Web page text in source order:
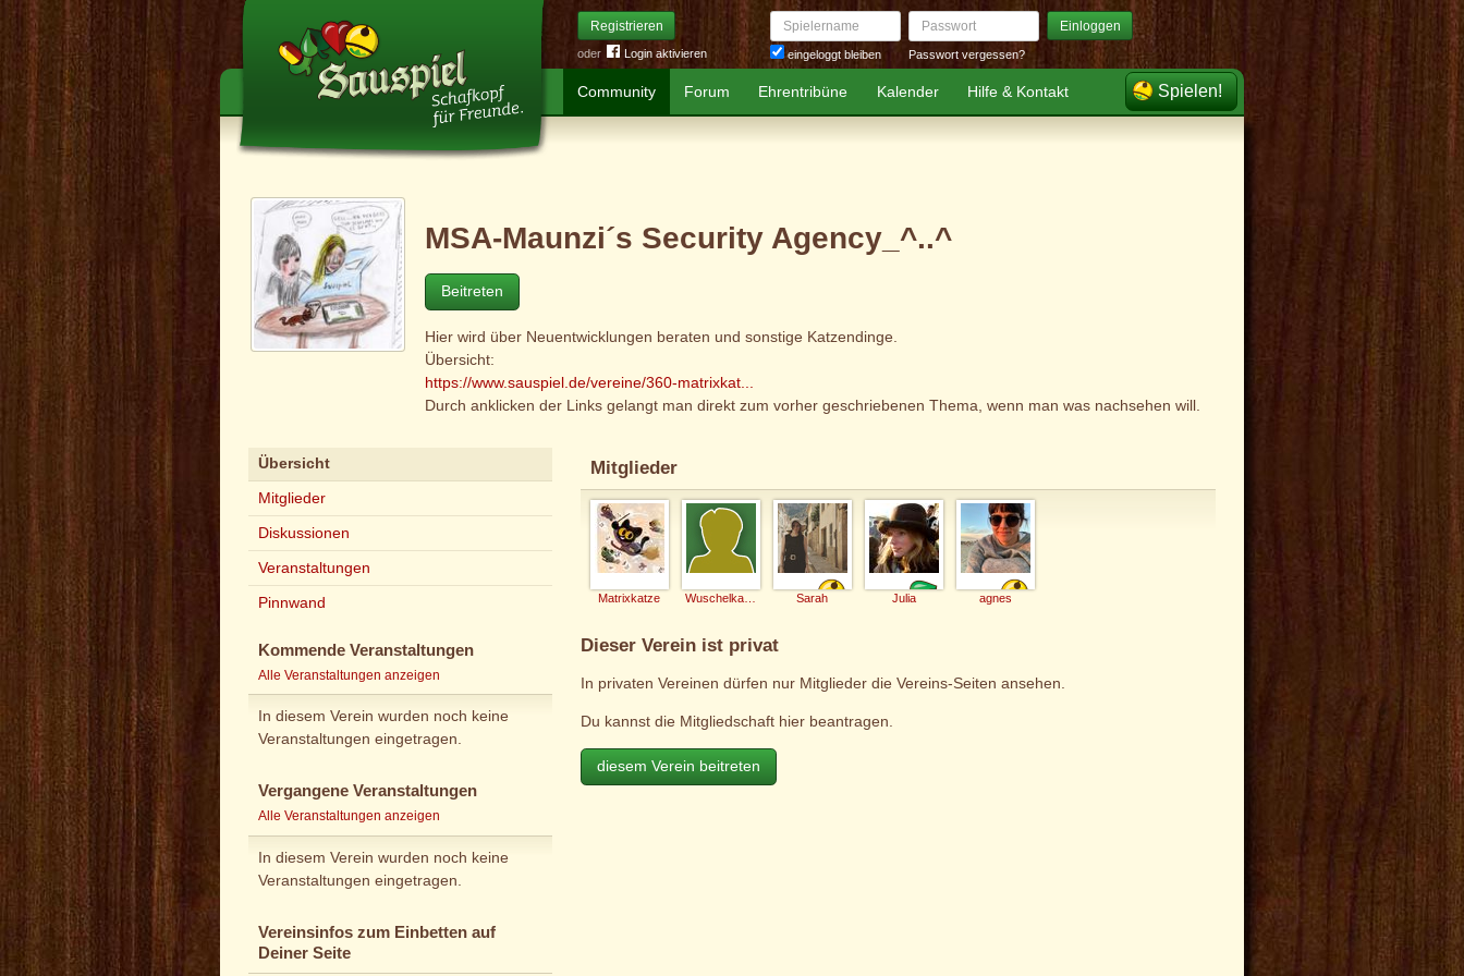
Registrieren
oder Login aktivieren
Spielername
eingeloggt bleiben
Passwort Einloggen
Passwort vergessen?
Community Forum Ehrentribüne Kalender Hilfe & Kontakt Spielen!
MSA-Maunzi´s Security Agency_^..^
Beitreten
Hier wird über Neuentwicklungen beraten und sonstige Katzendinge.
Übersicht:
https://www.sauspiel.de/vereine/360-matrixkat...
Durch anklicken der Links gelangt man direkt zum vorher geschriebenen Thema, wenn man was nachsehen will.
Übersicht
Mitglieder
Diskussionen
Veranstaltungen
Pinnwand
Kommende Veranstaltungen
Alle Veranstaltungen anzeigen
In diesem Verein wurden noch keine
Veranstaltungen eingetragen.
Vergangene Veranstaltungen
Alle Veranstaltungen anzeigen
In diesem Verein wurden noch keine
Veranstaltungen eingetragen.
Vereinsinfos zum Einbetten auf
Deiner Seite
Mitglieder
Matrixkatze Wuschelkatze Sarah Julia agnes
Dieser Verein ist privat
In privaten Vereinen dürfen nur Mitglieder die Vereins-Seiten ansehen.
Du kannst die Mitgliedschaft hier beantragen.
diesem Verein beitreten